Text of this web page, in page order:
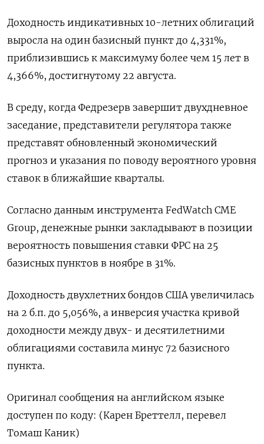
Доходность индикативных 10-летних облигаций
выросла на один базисный пункт до 4,331%,
приблизившись к максимуму более чем 15 лет в
4,366%, достигнутому 22 августа.
В среду, когда Федрезерв завершит двухдневное
заседание, представители регулятора также
представят обновленный экономический
прогноз и указания по поводу вероятного уровня
ставок в ближайшие кварталы.
Согласно данным инструмента FedWatch CME
Group, денежные рынки закладывают в позиции
вероятность повышения ставки ФРС на 25
базисных пунктов в ноябре в 31%.
Доходность двухлетних бондов США увеличилась
на 2 б.п. до 5,056%, а инверсия участка кривой
доходности между двух- и десятилетними
облигациями составила минус 72 базисного
пункта.
Оригинал сообщения на английском языке
доступен по коду: (Карен Бреттелл, перевел
Томаш Каник)